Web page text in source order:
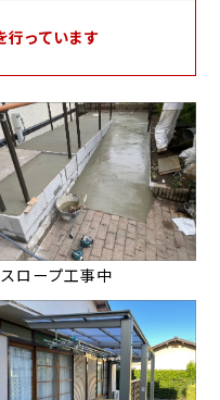
行っています
ロープ工事中